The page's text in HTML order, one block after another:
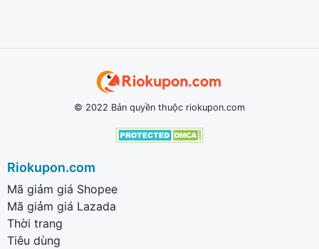
© 2022 Bản quyền thuộc riokupon.com
Riokupon.com
Mã giảm giá Shopee
Mã giảm giá Lazada
Thời trang
Tiêu dùng